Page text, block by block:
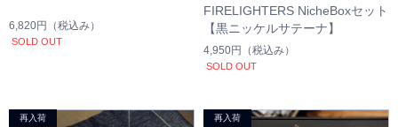
6,820円 （税込み）
SOLD OUT
FIRELIGHTERS NicheBoxセット
【黒ニッケルサテーナ】
4,950円 （税込み）
SOLD OUT